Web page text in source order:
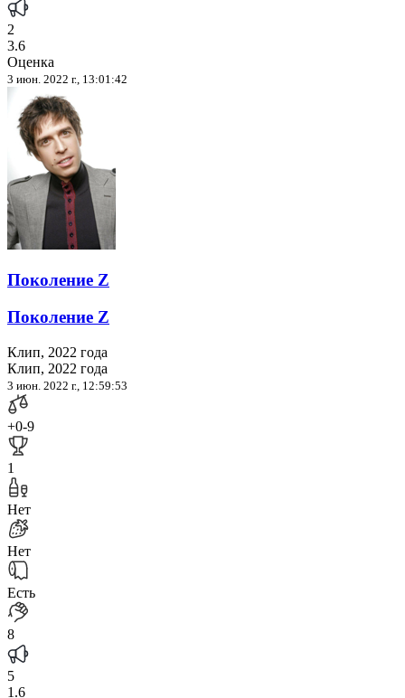
2
3.6
Оценка
3 июн. 2022 г., 13:01:42
Поколение Z
Поколение Z
Клип, 2022 года
Клип, 2022 года
3 июн. 2022 г., 12:59:53
+0-9
1
Нет
Нет
Есть
8
5
1.6